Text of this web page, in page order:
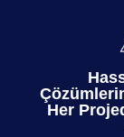
Her